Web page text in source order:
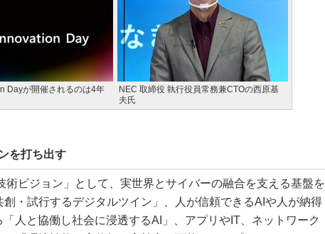
Dayが開催されるのは4年
NEC 取締役 執行役員常務兼CTOの西原基
夫氏
を打ち出す
ビジョン」として、実世界とサイバーの融合を支える基盤を
・試行するデジタルツイン」、人が信頼できるAIや人が納得
人と協働し社会に浸透するAI」、アプリやIT、ネットワーク